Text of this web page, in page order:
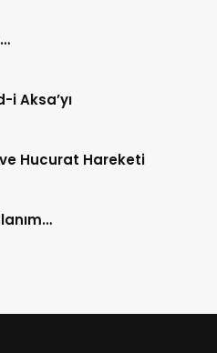
i Aksa’yı
Hucurat Hareketi